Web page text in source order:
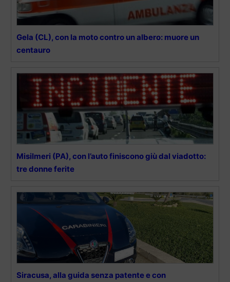
Gela (CL), con la moto contro un albero: muore un
centauro
Misilmeri (PA), con l’auto finiscono giù dal viadotto:
tre donne ferite
Siracusa, alla guida senza patente e con